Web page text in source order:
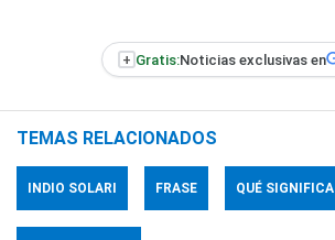
+ Gratis:Noticias exclusivas en
TEMAS RELACIONADOS
INDIO SOLARI FRASE QUÉ SIGNIFICA